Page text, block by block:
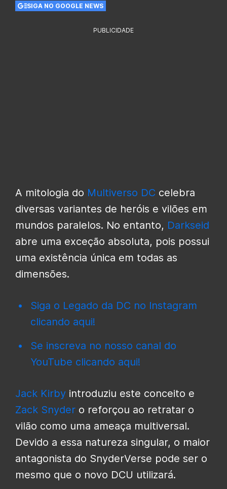
SIGA NO GOOGLE NEWS
PUBLICIDADE
A mitologia do Multiverso DC celebra
diversas variantes de heróis e vilões em
mundos paralelos. No entanto, Darkseid
abre uma exceção absoluta, pois possui
uma existência única em todas as
dimensões.
Siga o Legado da DC no Instagram
clicando aqui!
Se inscreva no nosso canal do
YouTube clicando aqui!
Jack Kirby introduziu este conceito e
Zack Snyder o reforçou ao retratar o
vilão como uma ameaça multiversal.
Devido a essa natureza singular, o maior
antagonista do SnyderVerse pode ser o
mesmo que o novo DCU utilizará.